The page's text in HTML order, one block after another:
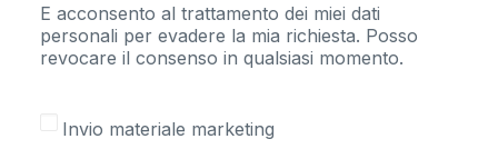
E acconsento al trattamento dei miei dati
personali per evadere la mia richiesta. Posso
revocare il consenso in qualsiasi momento.
Consenso
Invio materiale marketing